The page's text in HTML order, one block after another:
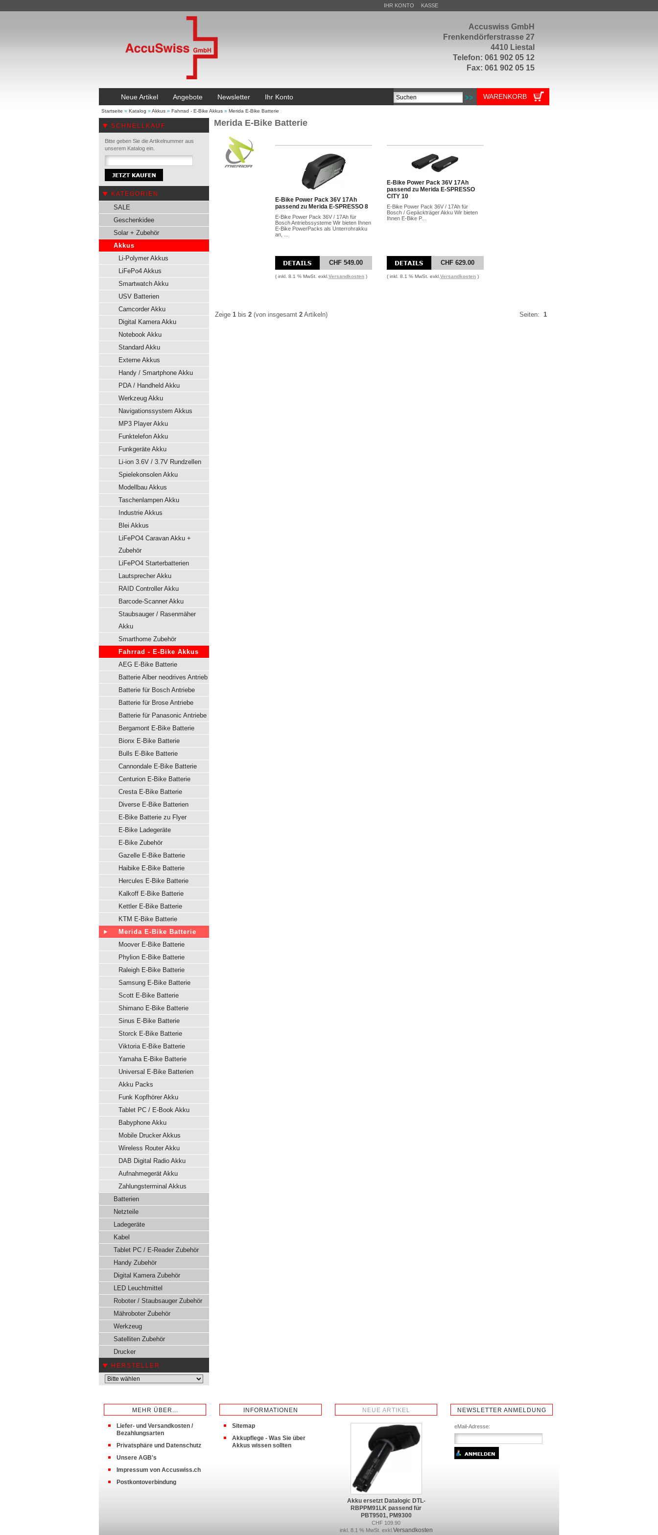
Accuswiss GmbH
Frenkendörferstrasse 27
4410 Liestal
Telefon: 061 902 05 12
Fax: 061 902 05 15
IHR KONTO KASSE
Neue Artikel Angebote Newsletter Ihr Konto WARENKORB
Startseite » Katalog » Akkus » Fahrrad - E-Bike Akkus » Merida E-Bike Batterie
SCHNELLKAUF
Bitte geben Sie die Artikelnummer aus
unserem Katalog ein.
KATEGORIEN
SALE
Geschenkidee
Solar + Zubehör
Akkus
Li-Polymer Akkus
LiFePo4 Akkus
Smartwatch Akku
USV Batterien
Camcorder Akku
Digital Kamera Akku
Notebook Akku
Standard Akku
Externe Akkus
Handy / Smartphone Akku
PDA / Handheld Akku
Werkzeug Akku
Navigationssystem Akkus
MP3 Player Akku
Funktelefon Akku
Funkgeräte Akku
Li-ion 3.6V / 3.7V Rundzellen
Spielekonsolen Akku
Modellbau Akkus
Taschenlampen Akku
Industrie Akkus
Blei Akkus
LiFePO4 Caravan Akku +
Zubehör
LiFePO4 Starterbatterien
Lautsprecher Akku
RAID Controller Akku
Barcode-Scanner Akku
Staubsauger / Rasenmäher
Akku
Smarthome Zubehör
Fahrrad - E-Bike Akkus
AEG E-Bike Batterie
Batterie Alber neodrives Antrieb
Batterie für Bosch Antriebe
Batterie für Brose Antriebe
Batterie für Panasonic Antriebe
Bergamont E-Bike Batterie
Bionx E-Bike Batterie
Bulls E-Bike Batterie
Cannondale E-Bike Batterie
Centurion E-Bike Batterie
Cresta E-Bike Batterie
Diverse E-Bike Batterien
E-Bike Batterie zu Flyer
E-Bike Ladegeräte
E-Bike Zubehör
Gazelle E-Bike Batterie
Haibike E-Bike Batterie
Hercules E-Bike Batterie
Kalkoff E-Bike Batterie
Kettler E-Bike Batterie
KTM E-Bike Batterie
Merida E-Bike Batterie
Moover E-Bike Batterie
Phylion E-Bike Batterie
Raleigh E-Bike Batterie
Samsung E-Bike Batterie
Scott E-Bike Batterie
Shimano E-Bike Batterie
Sinus E-Bike Batterie
Storck E-Bike Batterie
Viktoria E-Bike Batterie
Yamaha E-Bike Batterie
Universal E-Bike Batterien
Akku Packs
Funk Kopfhörer Akku
Tablet PC / E-Book Akku
Babyphone Akku
Mobile Drucker Akkus
Wireless Router Akku
DAB Digital Radio Akku
Aufnahmegerät Akku
Zahlungsterminal Akkus
Batterien
Netzteile
Ladegeräte
Kabel
Tablet PC / E-Reader Zubehör
Handy Zubehör
Digital Kamera Zubehör
LED Leuchtmittel
Roboter / Staubsauger Zubehör
Mähroboter Zubehör
Werkzeug
Satelliten Zubehör
Drucker
HERSTELLER
Merida E-Bike Batterie
E-Bike Power Pack 36V 17Ah
passend zu Merida E-SPRESSO 8
E-Bike Power Pack 36V / 17Ah für
Bosch Antriebssysteme Wir bieten Ihnen
E-Bike PowerPacks als Unterrohrakku
an, ...
CHF 549.00
( inkl. 8.1 % MwSt. exkl. Versandkosten )
E-Bike Power Pack 36V 17Ah
passend zu Merida E-SPRESSO
CITY 10
E-Bike Power Pack 36V / 17Ah für
Bosch / Gepäckträger Akku Wir bieten
Ihnen E-Bike P...
CHF 629.00
( inkl. 8.1 % MwSt. exkl. Versandkosten )
Zeige 1 bis 2 (von insgesamt 2 Artikeln) Seiten: 1
MEHR ÜBER...
Liefer- und Versandkosten /
Bezahlungsarten
Privatsphäre und Datenschutz
Unsere AGB's
Impressum von Accuswiss.ch
Postkontoverbindung
INFORMATIONEN
Sitemap
Akkupflege - Was Sie über
Akkus wissen sollten
NEUE ARTIKEL
Akku ersetzt Datalogic DTL-
RBPPM91LK passend für
PBT9501, PM9300
CHF 109.90
inkl. 8.1 % MwSt. exkl. Versandkosten
NEWSLETTER ANMELDUNG
eMail-Adresse: